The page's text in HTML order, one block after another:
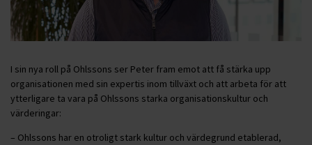
I sin nya roll på Ohlssons ser Peter fram emot att få stärka upp
organisationen med sin expertis inom tillväxt och att arbeta för att
ytterligare ta vara på Ohlssons starka organisationskultur och
värderingar:
– Ohlssons har en otroligt stark kultur och värdegrund etablerad,